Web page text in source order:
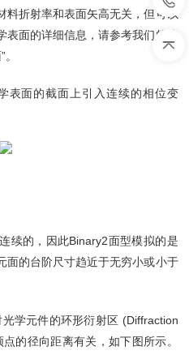
料折射率和表面矢高无关，但可以
面的详细信息，请参考我们的往
表面的截面上引入连续的相位变
续的，因此Binary2面型模拟的是
面的台阶尺寸趋近于无穷小或小于
学元件的环形衍射区 (Diffraction
的径向距离有关，如下图所示。